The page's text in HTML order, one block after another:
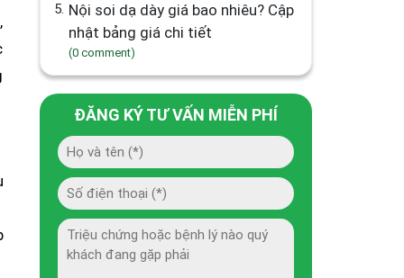
5. Nội soi dạ dày giá bao nhiêu? Cập
nhật bảng giá chi tiết
(0 comment)
ĐĂNG KÝ TƯ VẤN MIỄN PHÍ